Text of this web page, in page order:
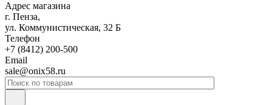
Адрес магазина
г. Пенза,
ул. Коммунистическая, 32 Б
Телефон
+7 (8412) 200-500
Email
sale@onix58.ru